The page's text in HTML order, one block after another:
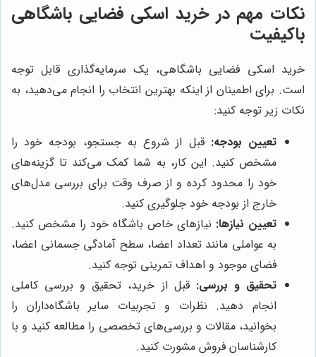
نکات مهم در خرید اسکی فضایی باشگاهی
باکیفیت
خرید اسکی فضایی باشگاهی، یک سرمایه‌گذاری قابل توجه
است. برای اطمینان از اینکه بهترین انتخاب را انجام می‌دهید، به
نکات زیر توجه کنید:
تعیین بودجه: قبل از شروع به جستجو، بودجه خود را
مشخص کنید. این کار، به شما کمک می‌کند تا گزینه‌های
خود را محدود کرده و از صرف وقت برای بررسی مدل‌های
خارج از بودجه خود جلوگیری کنید.
تعیین نیازها: نیازهای خاص باشگاه خود را مشخص کنید.
به عواملی مانند تعداد اعضا، سطح آمادگی جسمانی اعضا،
فضای موجود و اهداف تمرینی توجه کنید.
تحقیق و بررسی: قبل از خرید، تحقیق و بررسی کاملی
انجام دهید. نظرات و تجربیات سایر باشگاه‌داران را
بخوانید، مقالات و بررسی‌های تخصصی را مطالعه کنید و با
کارشناسان فروش مشورت کنید.